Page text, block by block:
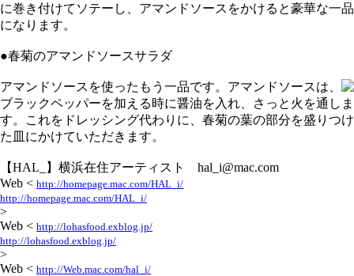
に巻き付けてソテーし、アマンドソースをかけると豪華な一品
になります。
●春菊のアマンドソースサラダ
アマンドソースを使ったもう一品です。アマンドソースは、
ブラックペッパーを加える時に醤油を入れ、さっと火を通しま
す。これをドレッシング代わりに、春菊の葉の部分を盛りつけ
た皿にかけていただきます。
【HAL_】横浜在住アーティスト hal_i@mac.com
Web < http://homepage.mac.com/HAL_i/
http://homepage.mac.com/HAL_i/
>
Web < http://lohasfood.exblog.jp/
http://lohasfood.exblog.jp/
>
Web < http://Web.mac.com/hal_i/